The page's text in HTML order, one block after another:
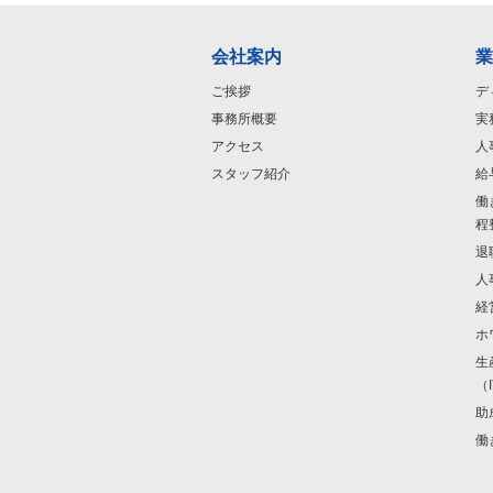
会社案内
ご挨拶
事務所概要
アクセス
スタッフ紹介
デ
実
給
働
程
退
経
ホ
生
助
働